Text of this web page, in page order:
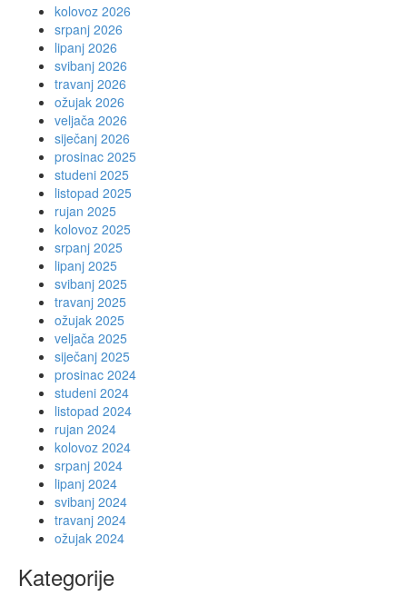
kolovoz 2026
srpanj 2026
lipanj 2026
svibanj 2026
travanj 2026
ožujak 2026
veljača 2026
siječanj 2026
prosinac 2025
studeni 2025
listopad 2025
rujan 2025
kolovoz 2025
srpanj 2025
lipanj 2025
svibanj 2025
travanj 2025
ožujak 2025
veljača 2025
siječanj 2025
prosinac 2024
studeni 2024
listopad 2024
rujan 2024
kolovoz 2024
srpanj 2024
lipanj 2024
svibanj 2024
travanj 2024
ožujak 2024
Kategorije